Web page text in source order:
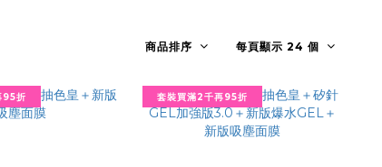
商品排序 每頁顯示 24 個
95折 套裝買滿2千再95折